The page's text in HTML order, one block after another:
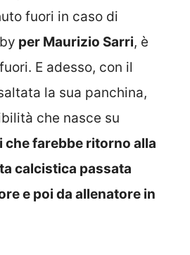
fuori in caso di
per Maurizio Sarri, è
E adesso, con il
la sua panchina,
che nasce su
che farebbe ritorno alla
calcistica passata
e poi da allenatore in